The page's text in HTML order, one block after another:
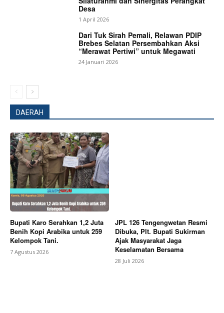
News Week
Desa
1 April 2026
Dari Tuk Sirah Pemali, Relawan PDIP
Brebes Selatan Persembahkan Aksi
“Merawat Pertiwi” untuk Megawati
24 Januari 2026
DAERAH
Bupati Karo Serahkan 1,2 Juta
Benih Kopi Arabika untuk 259
Kelompok Tani.
7 Agustus 2026
JPL 126 Tengengwetan Resmi
Dibuka, Plt. Bupati Sukirman
Ajak Masyarakat Jaga
Keselamatan Bersama
28 Juli 2026